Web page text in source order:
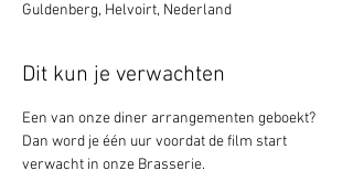
Guldenberg, Helvoirt, Nederland
Dit kun je verwachten
Een van onze diner arrangementen geboekt?
Dan word je één uur voordat de film start
verwacht in onze Brasserie.